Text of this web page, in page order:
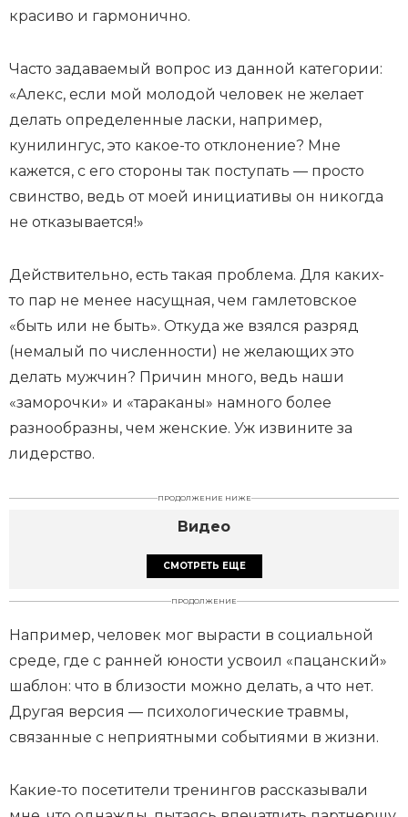
красиво и гармонично.
Часто задаваемый вопрос из данной категории:
«Алекс, если мой молодой человек не желает
делать определенные ласки, например,
кунилингус, это какое-то отклонение? Мне
кажется, с его стороны так поступать — просто
свинство, ведь от моей инициативы он никогда
не отказывается!»
Действительно, есть такая проблема. Для каких-
то пар не менее насущная, чем гамлетовское
«быть или не быть». Откуда же взялся разряд
(немалый по численности) не желающих это
делать мужчин? Причин много, ведь наши
«заморочки» и «тараканы» намного более
разнообразны, чем женские. Уж извините за
лидерство.
ПРОДОЛЖЕНИЕ НИЖЕ
Видео
СМОТРЕТЬ ЕЩЕ
ПРОДОЛЖЕНИЕ
Например, человек мог вырасти в социальной
среде, где с ранней юности усвоил «пацанский»
шаблон: что в близости можно делать, а что нет.
Другая версия — психологические травмы,
связанные с неприятными событиями в жизни.
Какие-то посетители тренингов рассказывали